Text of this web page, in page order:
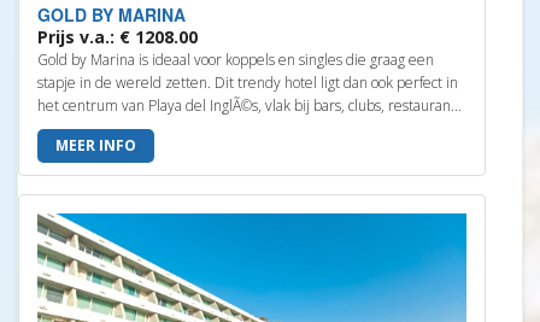
GOLD BY MARINA
Prijs v.a.: € 1208.00
Gold by Marina is ideaal voor koppels en singles die graag een
stapje in de wereld zetten. Dit trendy hotel ligt dan ook perfect in
het centrum van Playa del InglÃ©s, vlak bij bars, clubs, restauran...
MEER INFO